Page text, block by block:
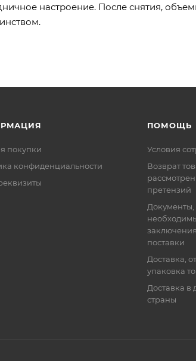
настроение. После снятия,
покупки
конфиденциальности
ПОМОЩЬ
Условия
Возврат
претензий
Документы,
поставки
Доставка,
упаковка
Доставка в
страны